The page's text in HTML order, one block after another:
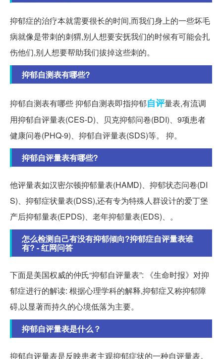
抑郁症的治疗本就需要很长的时间,而我们身上的一些坏毛
病就像是带刺的刺猬,别人想要安抚我们的时候有可能会扎
伤他们,别人想要帮助我们拔掉这些刺的。
抑郁自测表有哪些?
抑郁自测表有哪些 抑郁自测表即指抑郁自评量表,有流调
用抑郁自评量表(CES-D)、贝克抑郁问卷(BDI)、9项患者
健康问卷(PHQ-9)、抑郁自评量表(SDS)等。 抑。
抑郁自评量表有哪些?
他评量表如汉密尔顿抑郁量表(HAMD)、抑郁状态问卷(DI
S)、抑郁症状量表(DSS),还有专为特殊人群设计的爱丁堡
产后抑郁量表(EPDS)、老年抑郁量表(EDS)、。
怎么检测自己有没有抑郁倾向?抑郁症自评量表谁
有? - 红网问答
下面是美国权威的仲氏“抑郁自评量表”: 《生命时报》对抑
郁症进行的解读: 根据心理学科的解释,抑郁症又称抑郁障
碍,以显著而持久的心境低落为主要。
抑郁自评量表是什么？
抑郁自评量表是反映患者主观抑郁症状的一种自评量表。